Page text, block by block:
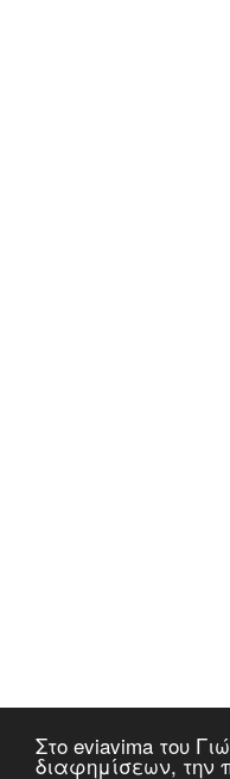
Στο eviavima του
διαφημίσεων, την